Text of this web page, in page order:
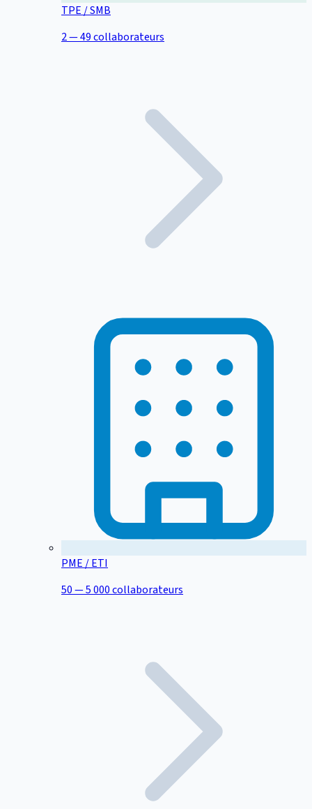
TPE / SMB
2 — 49 collaborateurs
PME / ETI
50 — 5 000 collaborateurs